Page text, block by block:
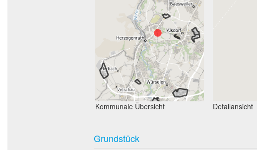
Kommunale Übersicht Detailansicht
Grundstück